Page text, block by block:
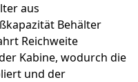
aus
Behälter
Reichweite
Kabine, wodurch die
und der